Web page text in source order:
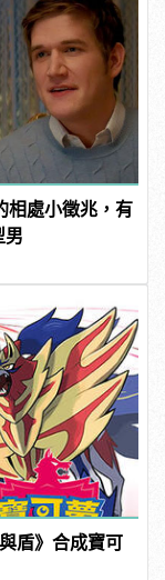
相處小徵兆，有
男
盾》合成寶可